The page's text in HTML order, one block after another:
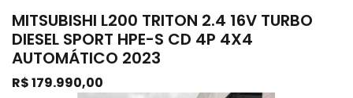
MITSUBISHI L200 TRITON 2.4 16V TURBO
DIESEL SPORT HPE-S CD 4P 4X4
AUTOMÁTICO 2023
R$ 179.990,00